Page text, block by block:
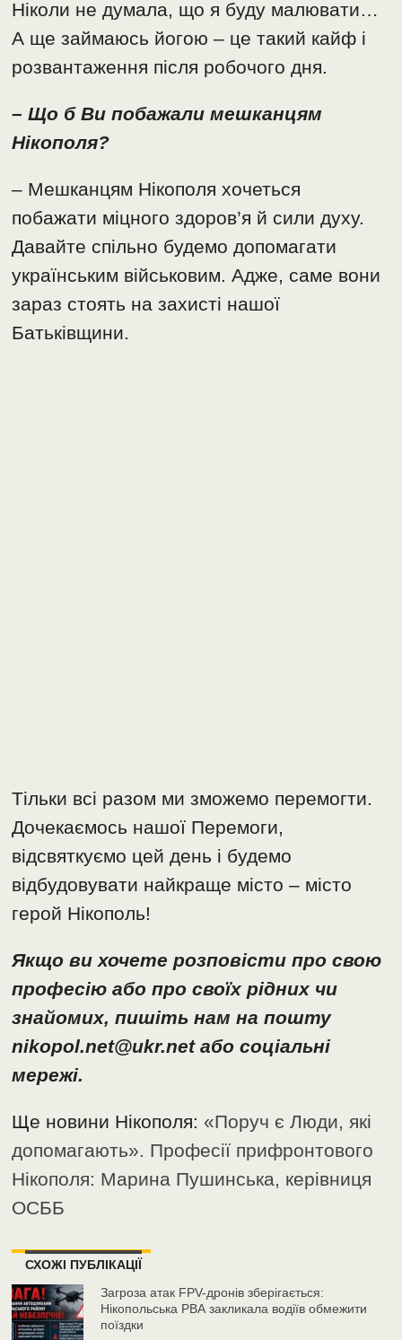
Ніколи не думала, що я буду малювати…
А ще займаюсь йогою – це такий кайф і
розвантаження після робочого дня.
– Що б Ви побажали мешканцям
Нікополя?
– Мешканцям Нікополя хочеться
побажати міцного здоров’я й сили духу.
Давайте спільно будемо допомагати
українським військовим. Адже, саме вони
зараз стоять на захисті нашої
Батьківщини.
Тільки всі разом ми зможемо перемогти.
Дочекаємось нашої Перемоги,
відсвяткуємо цей день і будемо
відбудовувати найкраще місто – місто
герой Нікополь!
Якщо ви хочете розповісти про свою
професію або про своїх рідних чи
знайомих, пишіть нам на пошту
nikopol.net@ukr.net або соціальні
мережі.
Ще новини Нікополя:«Поруч є Люди, які
допомагають». Професії прифронтового
Нікополя: Марина Пушинська, керівниця
ОСББ
СХОЖІ ПУБЛІКАЦІЇ
Загроза атак FPV-дронів зберігається:
Нікопольська РВА закликала водіїв обмежити
поїздки